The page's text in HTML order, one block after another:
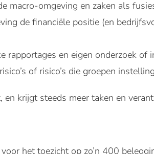
macro-omgeving en zaken als
de financiële positie (en
rapportages en eigen onderzoek of
of risico’s die groepen
en krijgt steeds meer taken en
het toezicht op zo’n 400